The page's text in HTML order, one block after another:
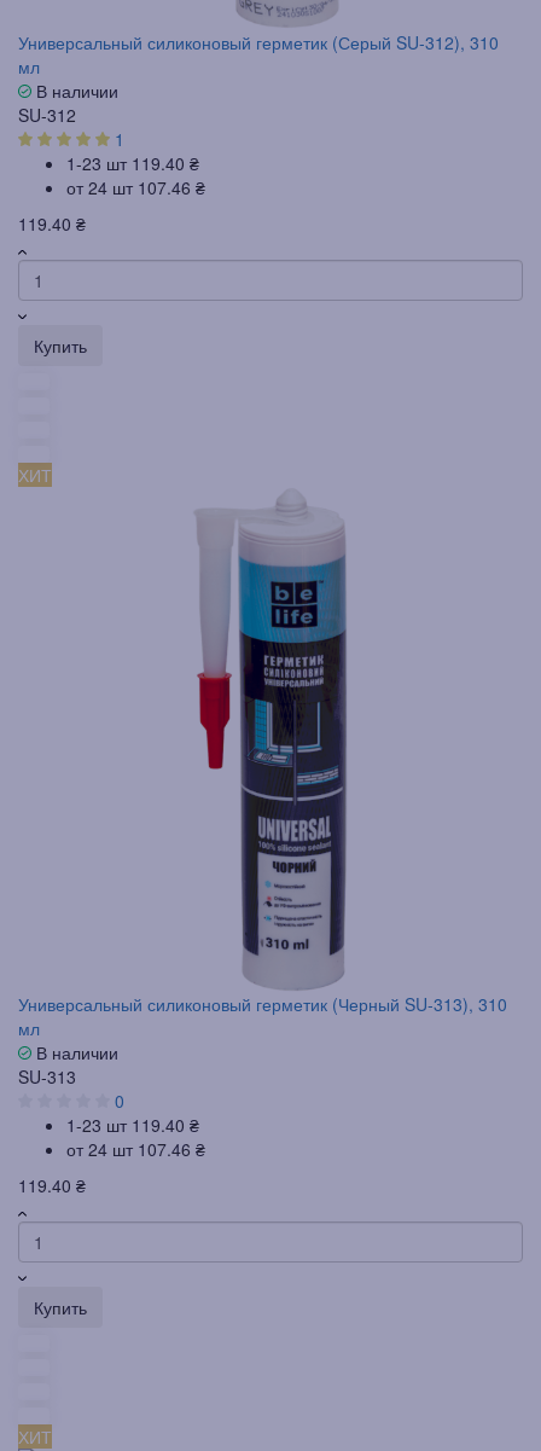
Универсальный силиконовый герметик (Серый SU-312), 310
мл
В наличии
SU-312
1
1-23 шт 119.40 ₴
от 24 шт 107.46 ₴
119.40 ₴
Купить
ХИТ
Универсальный силиконовый герметик (Черный SU-313), 310
мл
В наличии
SU-313
0
1-23 шт 119.40 ₴
от 24 шт 107.46 ₴
119.40 ₴
Купить
ХИТ